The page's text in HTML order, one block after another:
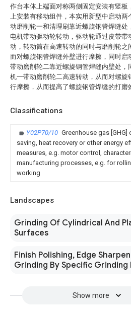
作台本体上端面对称两侧固定安装有竖板
上安装有移动组件，本实用新型中启动两
动磨削轮一和清理刷靠近螺旋钢管焊缝处
电机带动驱动轮转动，驱动轮通过皮带带
动，转动筒在高速转动的同时与磨削轮之
而对螺旋钢管焊缝外壁进行摩擦，同时启
带动磨削轮二靠近螺旋钢管焊缝内壁处，
机一带动磨削轮二高速转动，从而对螺旋
行摩擦，从而提高了螺旋钢管焊缝的打磨
Classifications
Y02P70/10 Greenhouse gas [GHG]
saving, heat recovery or other energy
measures, e.g. motor control,
manufacturing processes, e.g. for
working
Landscapes
Grinding Of Cylindrical And
Surfaces
Finish Polishing, Edge
Grinding By Specific Grinding
Show more